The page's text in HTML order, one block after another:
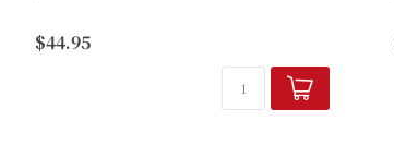
耳熟能詳的，計有：好撒瑪利亞人，無知財
主的比喻，失羊、失錢、失子的比喻，不義
的管家，財主與拉撒路，耶穌與...
$44.95